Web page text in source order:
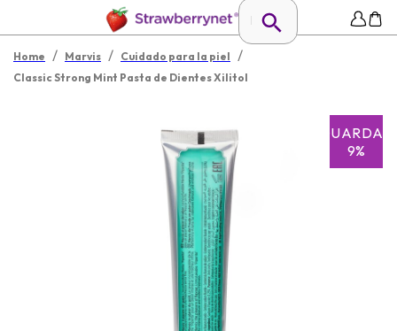
Home / Marvis / Cuidado para la piel /
Classic Strong Mint Pasta de Dientes Xilitol
GUARDAR
9%